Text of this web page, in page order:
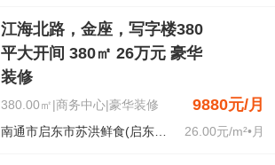
江海北路，金座，写字楼380
平大开间 380㎡ 26万元 豪华
装修
380.00㎡|商务中心|豪华装修 9880元/月
南通市启东市苏洪鲜食(启东江海北路店) 26.00元/m²•月